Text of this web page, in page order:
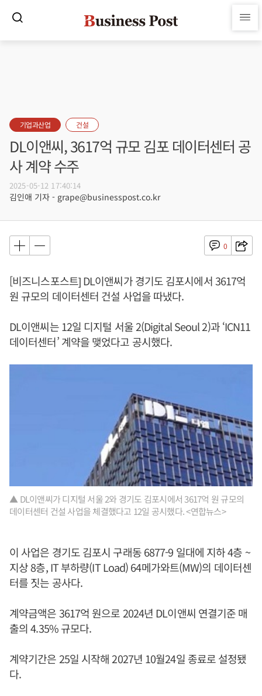
기업과산업 건설
DL이앤씨, 3617억 규모 김포 데이터센터 공
사 계약 수주
2025-05-12 17:40:14
김인애 기자 - grape@businesspost.co.kr
0
[비즈니스포스트] DL이앤씨가 경기도 김포시에서 3617억
원 규모의 데이터센터 건설 사업을 따냈다.
DL이앤씨는 12일 디지털 서울 2(Digital Seoul 2)과 ‘ICN11
데이터센터’ 계약을 맺었다고 공시했다.
▲ DL이앤씨가 디지털 서울 2와 경기도 김포시에서 3617억 원 규모의
데이터센터 건설 사업을 체결했다고 12일 공시했다. <연합뉴스>
이 사업은 경기도 김포시 구래동 6877-9 일대에 지하 4층 ~
지상 8층, IT 부하량(IT Load) 64메가와트(MW)의 데이터센
터를 짓는 공사다.
계약금액은 3617억 원으로 2024년 DL이앤씨 연결기준 매
출의 4.35% 규모다.
계약기간은 25일 시작해 2027년 10월24일 종료로 설정됐
다.